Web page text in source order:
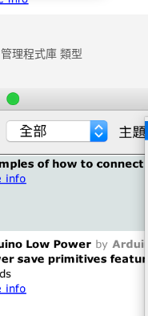
管理程式庫 類型